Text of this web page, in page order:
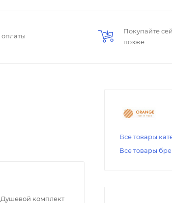
Покупайте
позже
Душевой комплект
Все товары
Все товары